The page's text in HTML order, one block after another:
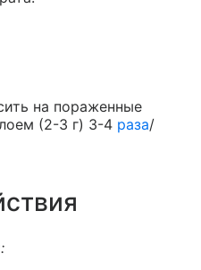
на пораженные
(2-3 г) 3-4 раза/